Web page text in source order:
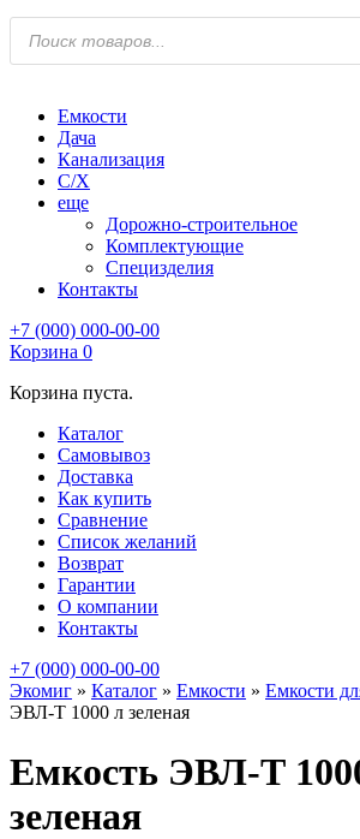
Поиск
товаров
Емкости
Дача
Канализация
С/Х
еще
Дорожно-строительное
Комплектующие
Специзделия
Контакты
+7 (000) 000-00-00
Корзина 0
Корзина пуста.
Каталог
Самовывоз
Доставка
Как купить
Сравнение
Список желаний
Возврат
Гарантии
О компании
Контакты
+7 (000) 000-00-00
Экомиг » Каталог » Емкости » Емкости
ЭВЛ-Т 1000 л зеленая
Емкость ЭВЛ-Т
зеленая